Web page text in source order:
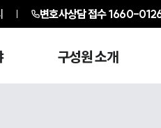
변호사상담 접수1660-
구성원 소개